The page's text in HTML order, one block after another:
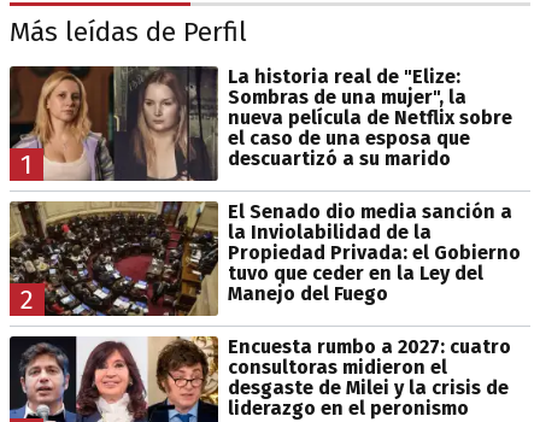
Más leídas de Perfil
1
La historia real de "Elize:
Sombras de una mujer", la
nueva película de Netflix sobre
el caso de una esposa que
descuartizó a su marido
2
El Senado dio media sanción a
la Inviolabilidad de la
Propiedad Privada: el Gobierno
tuvo que ceder en la Ley del
Manejo del Fuego
Encuesta rumbo a 2027: cuatro
consultoras midieron el
desgaste de Milei y la crisis de
liderazgo en el peronismo